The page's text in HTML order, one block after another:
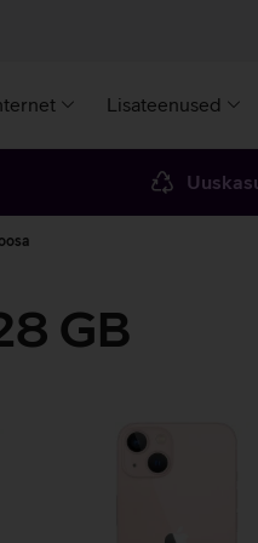
Lisateenused
GB